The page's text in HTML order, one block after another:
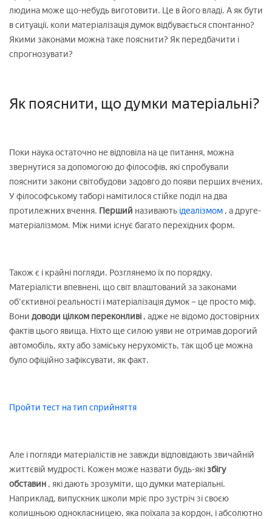
людина може що-небудь виготовити. Це в його владі. А як бути
в ситуації, коли матеріалізація думок відбувається спонтанно?
Якими законами можна таке пояснити? Як передбачити і
спрогнозувати?
Як пояснити, що думки матеріальні?
Поки наука остаточно не відповіла на це питання, можна
звернутися за допомогою до філософів, які спробували
пояснити закони світобудови задовго до появи перших вчених.
У філософському таборі намітилося стійке поділ на два
протилежних вчення. Перший називають ідеалізмом , а друге-
матеріалізмом. Між ними існує багато перехідних форм.
Також є і крайні погляди. Розглянемо їх по порядку.
Матеріалісти впевнені, що світ влаштований за законами
об'єктивної реальності і матеріалізація думок – це просто міф.
Вони доводи цілком переконливі , адже не відомо достовірних
фактів цього явища. Ніхто ще силою уяви не отримав дорогий
автомобіль, яхту або заміську нерухомість, так щоб це можна
було офіційно зафіксувати, як факт.
Пройти тест на тип сприйняття
Але і погляди матеріалістів не завжди відповідають звичайній
життєвій мудрості. Кожен може назвати будь-якізбігу
обставин , які дають зрозуміти, що думки матеріальні.
Наприклад, випускник школи мріє про зустріч зі своєю
колишньою однокласницею, яка поїхала за кордон, і абсолютно